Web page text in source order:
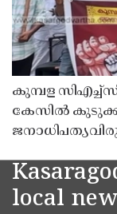
കുമ്പള
കേസിൽ
local